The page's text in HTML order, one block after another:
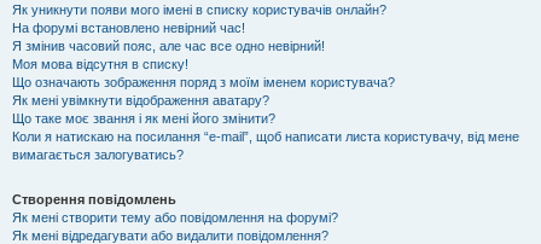
Як уникнути появи мого імені в списку користувачів онлайн?
На форумі встановлено невірний час!
Я змінив часовий пояс, але час все одно невірний!
Моя мова відсутня в списку!
Що означають зображення поряд з моїм іменем користувача?
Як мені увімкнути відображення аватару?
Що таке моє звання і як мені його змінити?
Коли я натискаю на посилання “e-mail”, щоб написати листа користувачу, від мене
вимагається залогуватись?
Створення повідомлень
Як мені створити тему або повідомлення на форумі?
Як мені відредагувати або видалити повідомлення?